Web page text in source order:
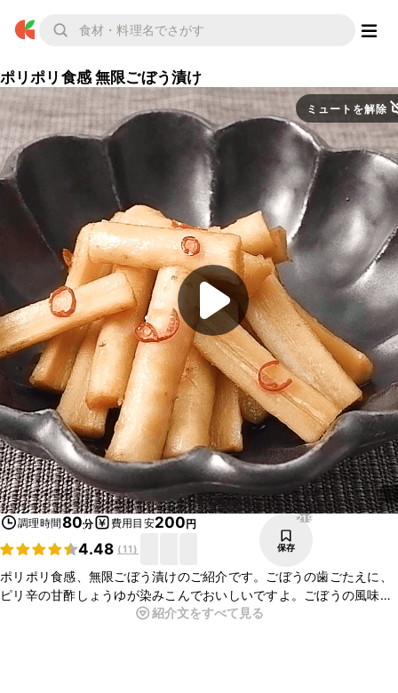
ポリポリ食感 無限ごぼう漬け
ミュートを解除
調理時間80分 費用目安200円
4.48 (11)
219
保存
ポリポリ食感、無限ごぼう漬けのご紹介です。ごぼうの歯ごたえに、
ピリ辛の甘酢しょうゆが染みこんでおいしいですよ。ごぼうの風味も
良く、ポリポリ食感がやみつきになります。ぜひお試しくださいね。
紹介文をすべて見る